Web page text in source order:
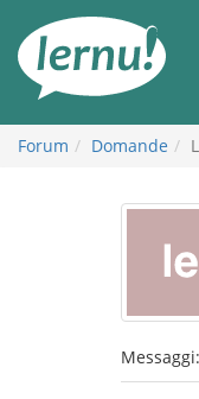
all’indice
Forum Domande
Messaggi: